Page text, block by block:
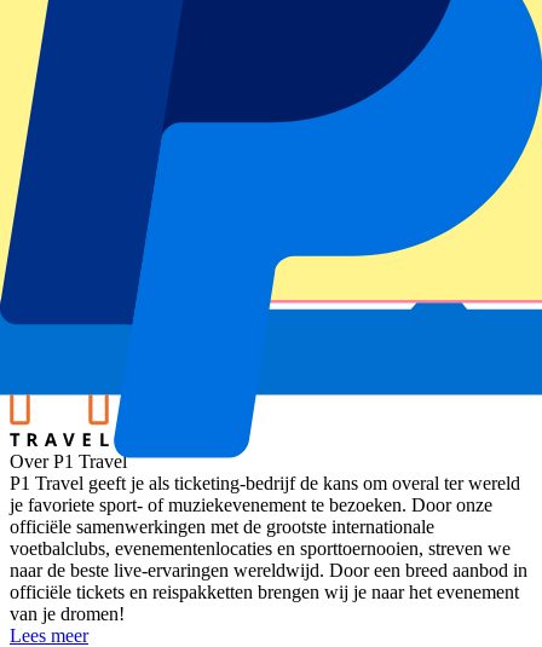
Eventinformatie
Over New York Jets vs Denver Broncos
Competitie
NFL London 2025
Wedstrijd
New York Jets vs Denver Broncos
Stadion
Tottenham Hotspur Stadium
London, Verenigd Koninkrijk
Over P1 Travel
P1 Travel geeft je als ticketing-bedrijf de kans om overal ter wereld
je favoriete sport- of muziekevenement te bezoeken. Door onze
officiële samenwerkingen met de grootste internationale
voetbalclubs, evenementenlocaties en sporttoernooien, streven we
naar de beste live-ervaringen wereldwijd. Door een breed aanbod in
officiële tickets en reispakketten brengen wij je naar het evenement
van je dromen!
Lees meer